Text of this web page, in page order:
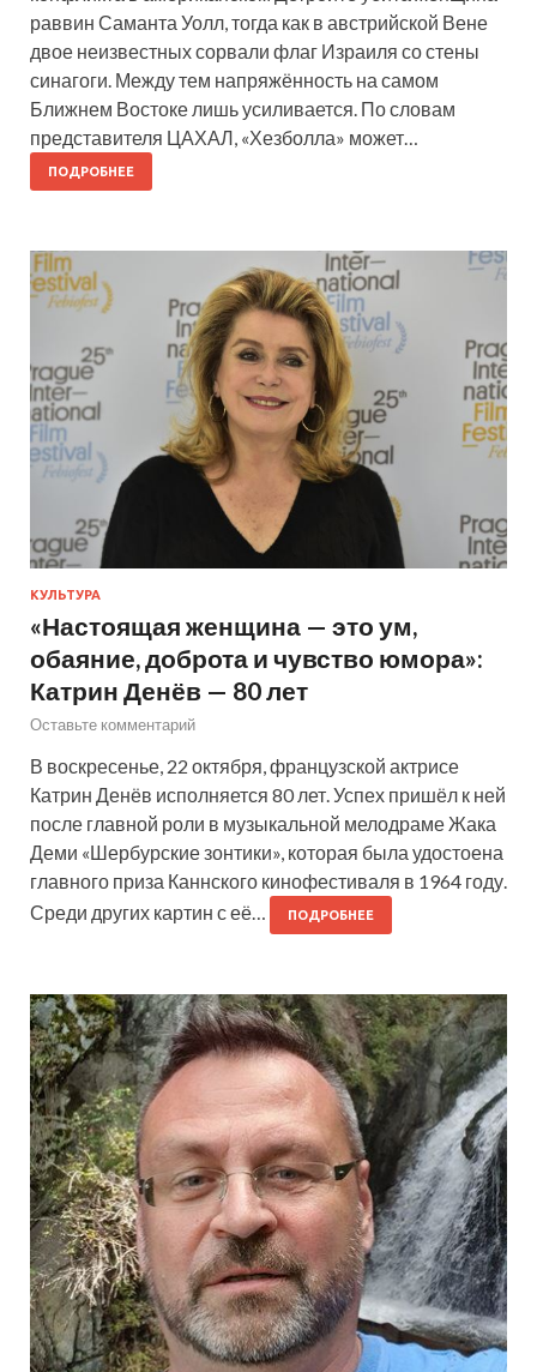
раввин Саманта Уолл, тогда как в австрийской Вене
двое неизвестных сорвали флаг Израиля со стены
синагоги. Между тем напряжённость на самом
Ближнем Востоке лишь усиливается. По словам
представителя ЦАХАЛ, «Хезболла» может…
ПОДРОБНЕЕ
КУЛЬТУРА
«Настоящая женщина — это ум,
обаяние, доброта и чувство юмора»:
Катрин Денёв — 80 лет
Оставьте комментарий
В воскресенье, 22 октября, французской актрисе
Катрин Денёв исполняется 80 лет. Успех пришёл к ней
после главной роли в музыкальной мелодраме Жака
Деми «Шербурские зонтики», которая была удостоена
главного приза Каннского кинофестиваля в 1964 году.
Среди других картин с её…
ПОДРОБНЕЕ